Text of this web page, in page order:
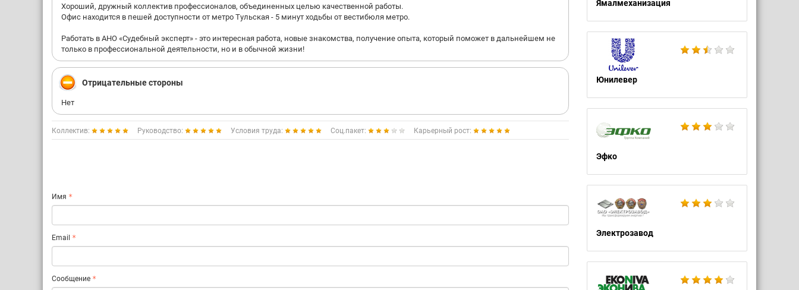
Хороший, дружный коллектив профессионалов, объединенных целью качественной работы.
Офис находится в пешей доступности от метро Тульская - 5 минут ходьбы от вестибюля метро.
Работать в АНО «Судебный эксперт» - это интересная работа, новые знакомства, получение опыта, который поможет в дальнейшем не
только в профессиональной деятельности, но и в обычной жизни!
Отрицательные стороны
Нет
Коллектив: Руководство: Условия труда: Соц.пакет: Карьерный рост:
Имя
Email
Сообщение
Ямалмеханизация
Юнилевер
Эфко
Электрозавод